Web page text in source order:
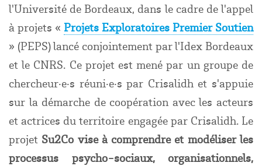
l'Université de Bordeaux, dans le cadre de l'appel
à projets « Projets Exploratoires Premier Soutien
» (PEPS) lancé conjointement par l'Idex Bordeaux
et le CNRS. Ce projet est mené par un groupe de
chercheur·e·s réuni·e·s par Crisalidh et s'appuie
sur la démarche de coopération avec les acteurs
et actrices du territoire engagée par Crisalidh. Le
projet Su2Co vise à comprendre et modéliser les
processus psycho-sociaux, organisationnels,